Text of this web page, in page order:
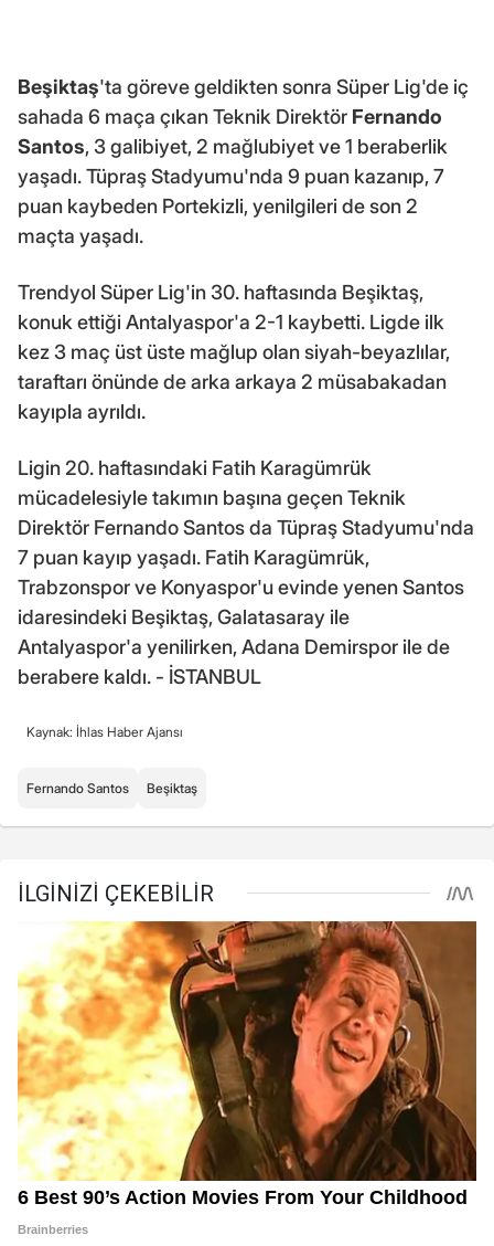
Beşiktaş'ta göreve geldikten sonra Süper Lig'de iç
sahada 6 maça çıkan Teknik Direktör Fernando
Santos, 3 galibiyet, 2 mağlubiyet ve 1 beraberlik
yaşadı. Tüpraş Stadyumu'nda 9 puan kazanıp, 7
puan kaybeden Portekizli, yenilgileri de son 2
maçta yaşadı.
Trendyol Süper Lig'in 30. haftasında Beşiktaş,
konuk ettiği Antalyaspor'a 2-1 kaybetti. Ligde ilk
kez 3 maç üst üste mağlup olan siyah-beyazlılar,
taraftarı önünde de arka arkaya 2 müsabakadan
kayıpla ayrıldı.
Ligin 20. haftasındaki Fatih Karagümrük
mücadelesiyle takımın başına geçen Teknik
Direktör Fernando Santos da Tüpraş Stadyumu'nda
7 puan kayıp yaşadı. Fatih Karagümrük,
Trabzonspor ve Konyaspor'u evinde yenen Santos
idaresindeki Beşiktaş, Galatasaray ile
Antalyaspor'a yenilirken, Adana Demirspor ile de
berabere kaldı. - İSTANBUL
Kaynak: İhlas Haber Ajansı
Fernando Santos Beşiktaş